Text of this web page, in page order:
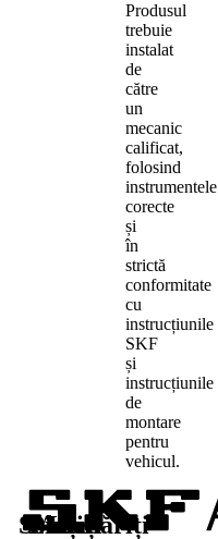
Produsul
trebuie
instalat
de
către
un
mecanic
calificat,
folosind
instrumentele
corecte
și
în
strictă
conformitate
cu
instrucțiunile
SKF
și
instrucțiunile
de
montare
pentru
vehicul.
Soluții
Piese
Aflați
Urmăriți-